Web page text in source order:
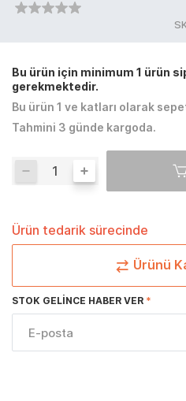
Bu ürün için minimum 1 ürün
gerekmektedir.
Bu ürün 1 ve katları olarak
Tahmini 3 günde kargoda.
Ürün tedarik sürecinde
Ürünü
STOK GELINCE HABER VER